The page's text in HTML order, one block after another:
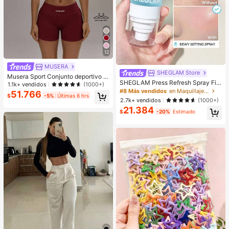
12
MUSERA
Musera Sport Conjunto deportivo d
e sujetador deportivo con espalda c
ruzada y mallas con efecto trasero
fruncido. Conjunto de activewear p
namiento y verano
1.1k+ vendidos (1000+)
$51.766 -5% Últimas 6 hrs
SHEGLAM Store
SHEGLAM Press Refresh Spray Fija
dor Marca De Belleza CosméTica
Maquillaje Para Mujeres Y NiñAs
#8 Más vendidos
en Maquillaje facial
2.7k+ vendidos
(1000+)
$21.384 -20% Estimado